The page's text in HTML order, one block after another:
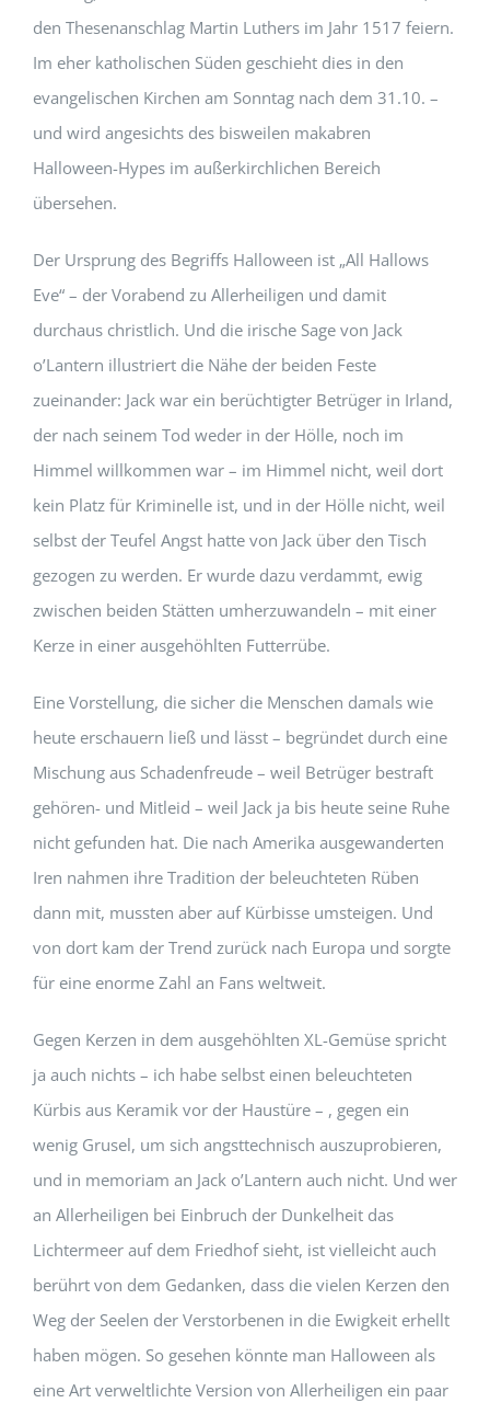
den Thesenanschlag Martin Luthers im Jahr 1517 feiern.
Im eher katholischen Süden geschieht dies in den
evangelischen Kirchen am Sonntag nach dem 31.10. –
und wird angesichts des bisweilen makabren
Halloween-Hypes im außerkirchlichen Bereich
übersehen.
Der Ursprung des Begriffs Halloween ist „All Hallows
Eve“ – der Vorabend zu Allerheiligen und damit
durchaus christlich. Und die irische Sage von Jack
o’Lantern illustriert die Nähe der beiden Feste
zueinander: Jack war ein berüchtigter Betrüger in Irland,
der nach seinem Tod weder in der Hölle, noch im
Himmel willkommen war – im Himmel nicht, weil dort
kein Platz für Kriminelle ist, und in der Hölle nicht, weil
selbst der Teufel Angst hatte von Jack über den Tisch
gezogen zu werden. Er wurde dazu verdammt, ewig
zwischen beiden Stätten umherzuwandeln – mit einer
Kerze in einer ausgehöhlten Futterrübe.
Eine Vorstellung, die sicher die Menschen damals wie
heute erschauern ließ und lässt – begründet durch eine
Mischung aus Schadenfreude – weil Betrüger bestraft
gehören- und Mitleid – weil Jack ja bis heute seine Ruhe
nicht gefunden hat. Die nach Amerika ausgewanderten
Iren nahmen ihre Tradition der beleuchteten Rüben
dann mit, mussten aber auf Kürbisse umsteigen. Und
von dort kam der Trend zurück nach Europa und sorgte
für eine enorme Zahl an Fans weltweit.
Gegen Kerzen in dem ausgehöhlten XL-Gemüse spricht
ja auch nichts – ich habe selbst einen beleuchteten
Kürbis aus Keramik vor der Haustüre – , gegen ein
wenig Grusel, um sich angsttechnisch auszuprobieren,
und in memoriam an Jack o’Lantern auch nicht. Und wer
an Allerheiligen bei Einbruch der Dunkelheit das
Lichtermeer auf dem Friedhof sieht, ist vielleicht auch
berührt von dem Gedanken, dass die vielen Kerzen den
Weg der Seelen der Verstorbenen in die Ewigkeit erhellt
haben mögen. So gesehen könnte man Halloween als
eine Art verweltlichte Version von Allerheiligen ein paar